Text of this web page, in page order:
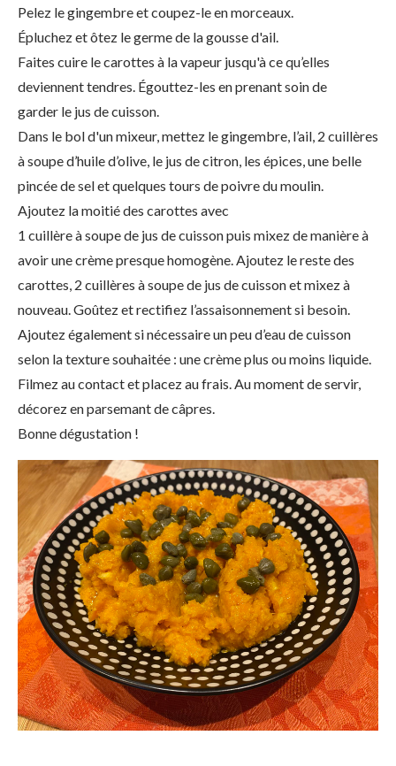
Pelez le gingembre et coupez-le en morceaux.
Épluchez et ôtez le germe de la gousse d'ail.
Faites cuire le carottes à la vapeur jusqu'à ce qu’elles
deviennent tendres. Égouttez-les en prenant soin de
garder le jus de cuisson.
Dans le bol d'un mixeur, mettez le gingembre, l’ail, 2 cuillères
à soupe d’huile d’olive, le jus de citron, les épices, une belle
pincée de sel et quelques tours de poivre du moulin.
Ajoutez la moitié des carottes avec
1 cuillère à soupe de jus de cuisson puis mixez de manière à
avoir une crème presque homogène. Ajoutez le reste des
carottes, 2 cuillères à soupe de jus de cuisson et mixez à
nouveau. Goûtez et rectifiez l’assaisonnement si besoin.
Ajoutez également si nécessaire un peu d’eau de cuisson
selon la texture souhaitée : une crème plus ou moins liquide.
Filmez au contact et placez au frais. Au moment de servir,
décorez en parsemant de câpres.
Bonne dégustation !